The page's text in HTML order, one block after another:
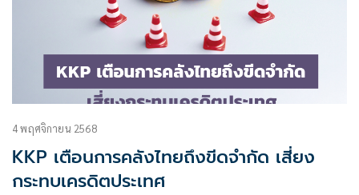
4 พฤศจิกายน 2568
KKP เตือนการคลังไทยถึงขีดจำกัด เสี่ยง
กระทบเครดิตประเทศ